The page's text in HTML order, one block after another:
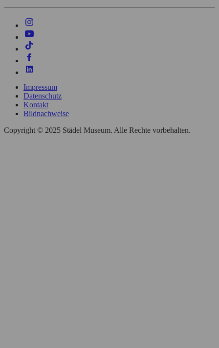
Impressum
Datenschutz
Kontakt
Bildnachweise
Copyright © 2025 Städel Museum. Alle Rechte vorbehalten.